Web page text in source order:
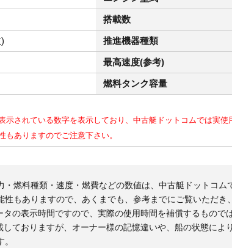
搭載数
推進機器種類
最高速度(参考)
燃料タンク容量
されている数字を表示しており、中古艇ドットコムでは実
ありますのでご注意下さい。
燃料種類・速度・燃費などの数値は、中古艇ドットコ
もありますので、あくまでも、参考までにご覧いただ
の表示時間ですので、実際の使用時間を補償するもので
ておりますが、オーナー様の記憶違いや、船の状態に